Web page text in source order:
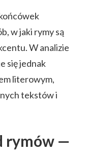
w jaki rymy są
W analizie
się jednak
literowym,
tekstów i
rymów —